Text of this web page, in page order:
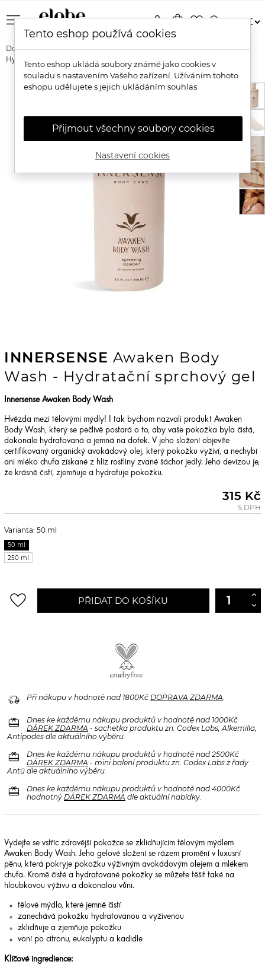
menu shopping_bagfavorite_bordersearch
person
Domů Značky Innersense
Innersense Awaken Body Wash -
Hydratační sprchový gel
INNERSENSE Awaken Body
Wash - Hydratační sprchový gel
Innersense Awaken Body Wash
Hvězda mezi tělovými mýdly! I tak bychom nazvali produkt Awaken
Body Wash, který se pečlivě postará o to, aby vaše pokožka byla čistá,
dokonale hydratovaná a jemná na dotek. V jeho složení objevíte
certifikovaný organický avokádový olej, který pokožku vyživí, a nechybí
ani mléko chufa získané z hlíz rostliny zvané šáchor jedlý. Jeho devízou je,
že krásně čistí, zjemňuje a hydratuje pokožku.
315 Kč
S DPH
Varianta: 50 ml
50 ml
250 ml
favorite_border PŘIDAT DO KOŠÍKU
delivery_truck_speed Při nákupu v hodnotě nad 1800Kč DOPRAVA ZDARMA
redeem
Dnes ke každému nákupu produktů v hodnotě nad 1000Kč
DÁREK ZDARMA - sachetka produktu zn. Codex Labs, Alkemilla,
Antipodes dle aktuálního výběru.
redeem
Dnes ke každému nákupu produktů v hodnotě nad 2500Kč
DÁREK ZDARMA - mini balení produktu zn. Codex Labs z řady
Antü dle aktuálního výběru.
redeem
Dnes ke každému nákupu produktů v hodnotě nad 4000Kč
hodnotný DÁREK ZDARMA dle aktuální nabídky.
Vydejte se vstříc zdravější pokožce se zklidňujícím tělovým mýdlem
Awaken Body Wash. Jeho gelové složení se rázem promění v luxusní
pěnu, která pokryje pokožku výživným avokádovým olejem a mlékem
chufa. Kromě čisté a hydratované pokožky se můžete těšit také na
hloubkovou výživu a dokonalou vůni.
tělové mýdlo, které jemně čistí
zanechává pokožku hydratovanou a vyživenou
zklidňuje a zjemňuje pokožku
voní po citronu, eukalyptu a kadidle
Klíčové ingredience:
Tento eshop používá cookies
Tento eshop ukládá soubory známé jako cookies v
souladu s nastavením Vašeho zařízení. Užíváním tohoto
eshopu udělujete s jejich ukládáním souhlas.
Přijmout všechny soubory cookies
Nastavení cookies